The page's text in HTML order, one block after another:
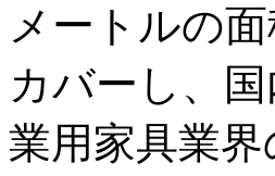
メートルの
カバーし、
業用家具業